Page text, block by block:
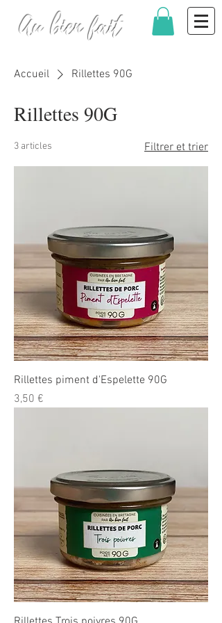
Au bien fait
Accueil Rillettes 90G
Rillettes 90G
3 articles Filtrer et trier
Rillettes piment d'Espelette 90G
Prix
3,50 €